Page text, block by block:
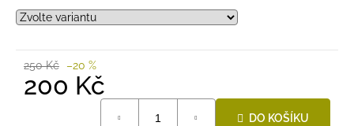
250 Kč –20 %
200 Kč
DO KOŠÍKU
PRUHY
MODRÉ